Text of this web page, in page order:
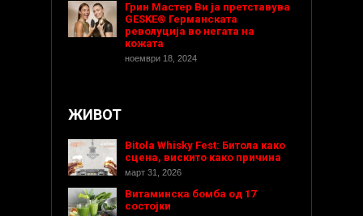
Грин Мастер Ви ја претставува
GESKE® Германската
револуција во негата на
кожата
ноември 18, 2024
ЖИВОТ
Bitola Whisky Fest: Битола како
сцена, вискито како причина
март 31, 2026
Витаминска бомба од 17
состојки